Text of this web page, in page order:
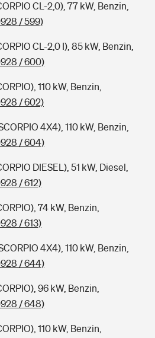
CL-2,0), 77 kW, Benzin,
/ 599)
CL-2,0 I), 85 kW, Benzin,
/ 600)
110 kW, Benzin,
/ 602)
4X4), 110 kW, Benzin,
/ 604)
DIESEL), 51 kW, Diesel,
/ 612)
74 kW, Benzin,
/ 613)
4X4), 110 kW, Benzin,
/ 644)
96 kW, Benzin,
/ 648)
110 kW, Benzin,